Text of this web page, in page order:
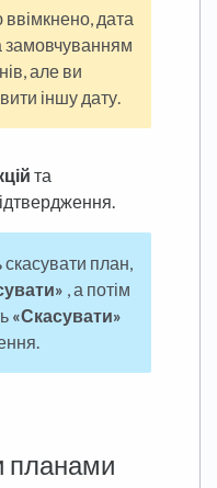
дата
але ви
іншу дату.
та
план,
, а потім
«Скасувати»
планами